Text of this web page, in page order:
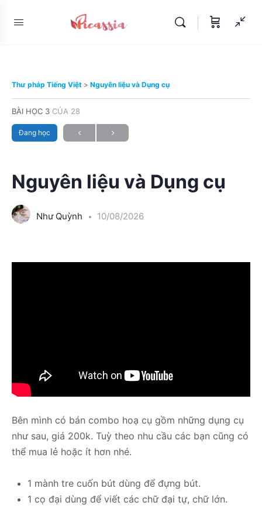
Thư pháp Tiếng Việt Nguyên liệu và Dụng cụ
BÀI HỌC 3 CỦA 28
Đang học
Nguyên liệu và Dụng cụ
Như Quỳnh 10/08/2026
Bên mình có bán combo hoạ cụ gồm những dụng cụ
như sau, giá 200k. Tuỳ theo nhu cầu các bạn cũng có
thể mua lẻ hoặc ít hơn nhé.
1 mành tre cuốn bút dùng để đựng bút.
1 cọ đại dùng để viết các chữ đại tự, chữ lớn.